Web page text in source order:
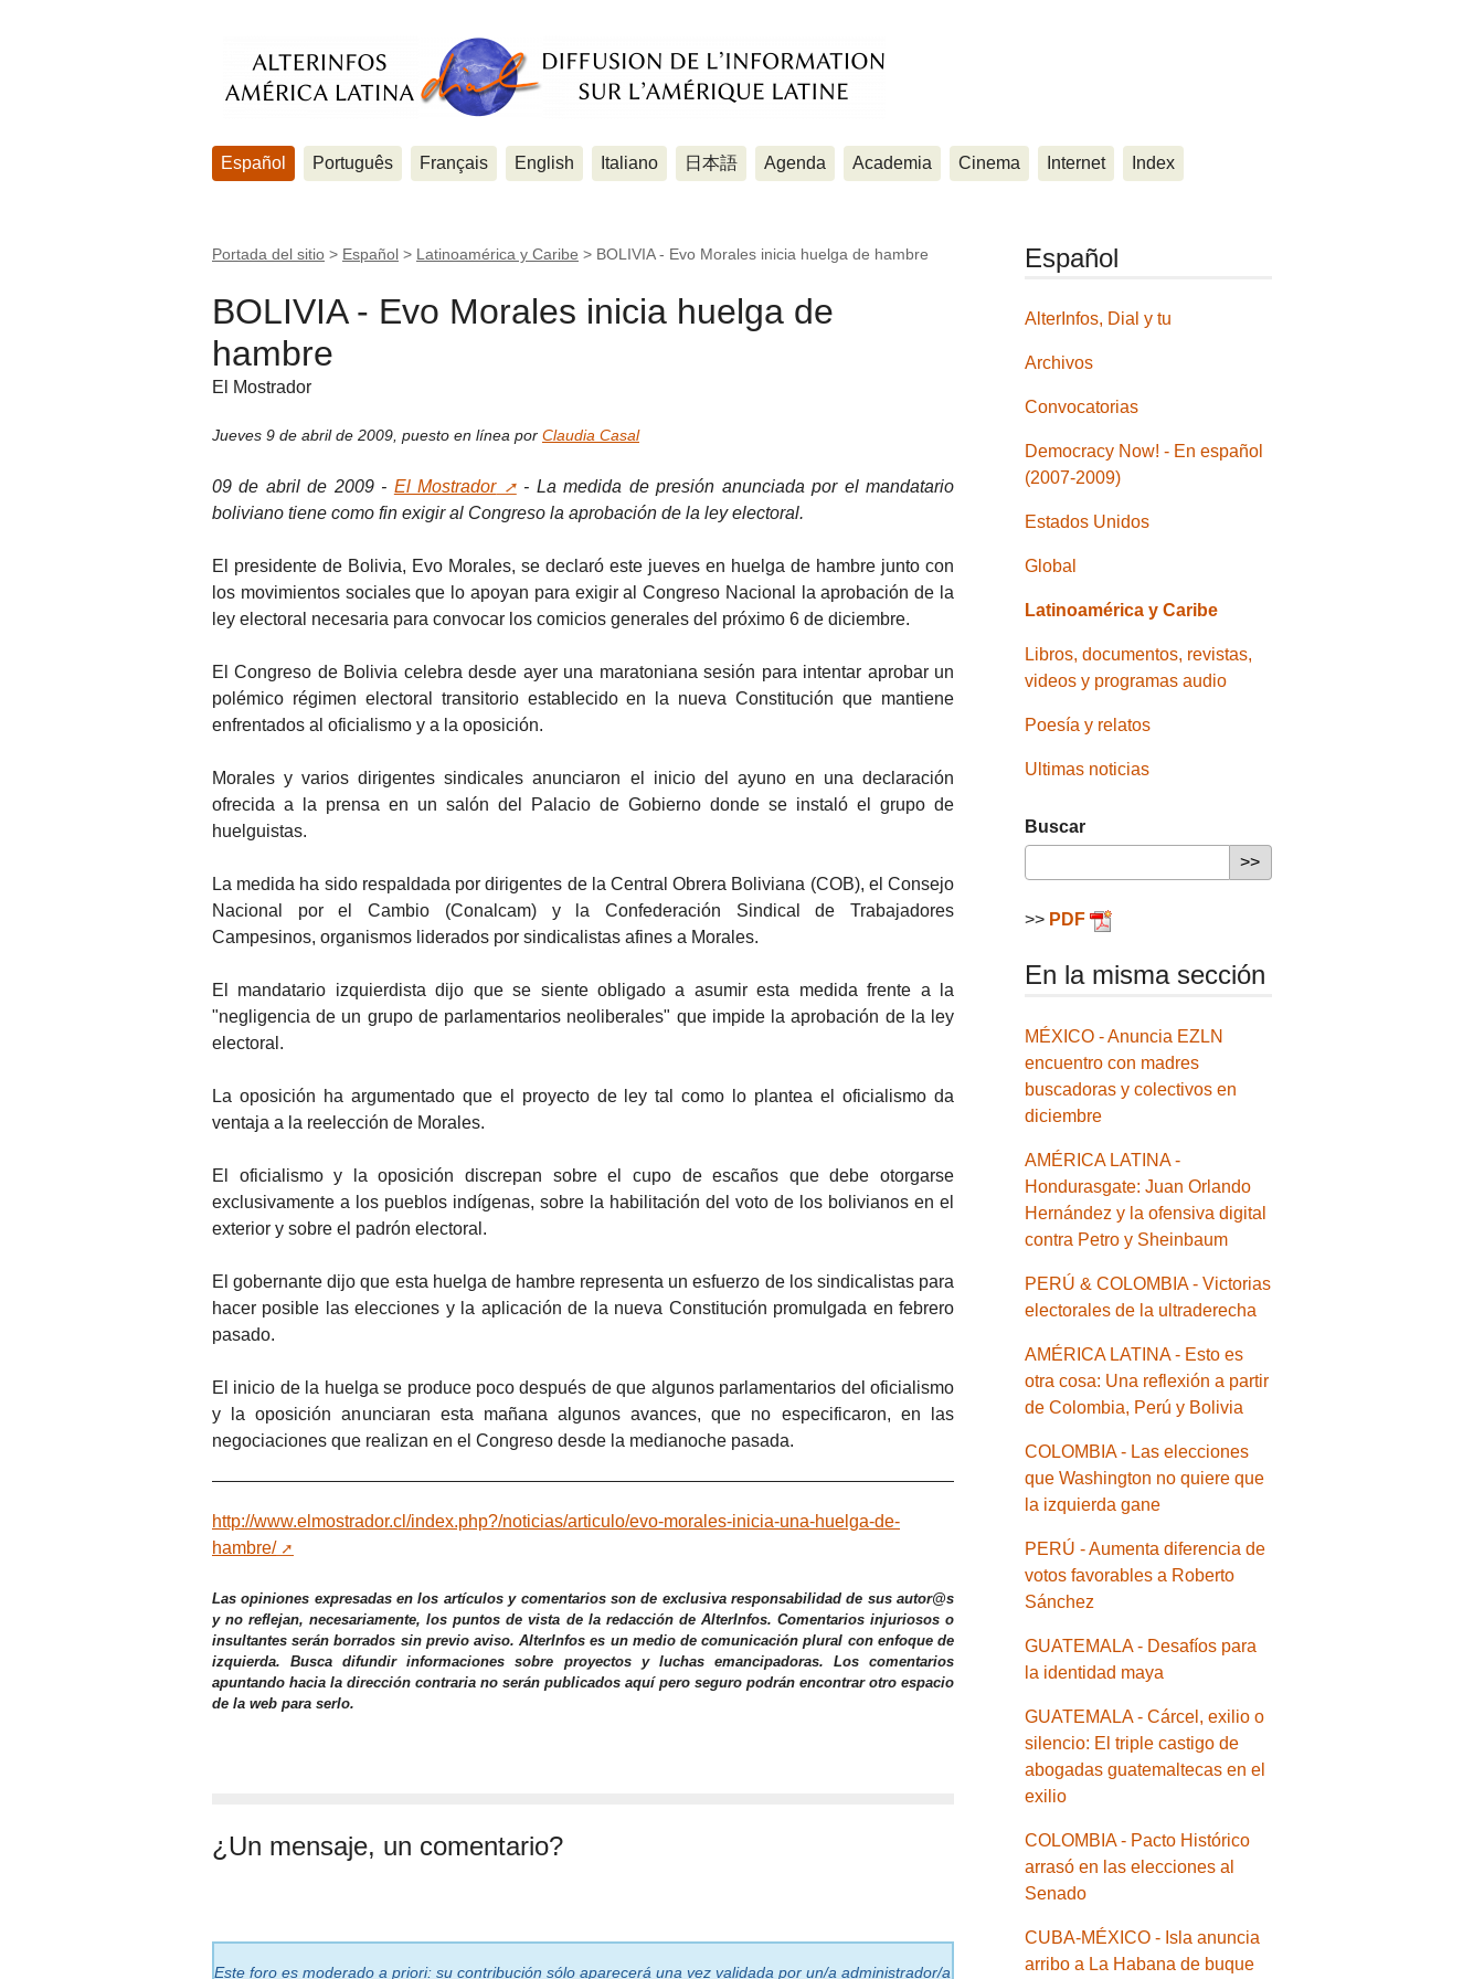
Español Português Français English Italiano 日本語 Agenda Academia Cinema Internet Index
Portada del sitio > Español > Latinoamérica y Caribe > BOLIVIA - Evo Morales inicia huelga de hambre
BOLIVIA - Evo Morales inicia huelga de
hambre
El Mostrador
Jueves 9 de abril de 2009 puesto en línea por Claudia Casal
09 de abril de 2009 - El Mostrador
- La medida de presión anunciada por el mandatario
boliviano tiene como fin exigir al Congreso la aprobación de la ley electoral.
El presidente de Bolivia, Evo Morales, se declaró este jueves en huelga de hambre junto con
los movimientos sociales que lo apoyan para exigir al Congreso Nacional la aprobación de la
ley electoral necesaria para convocar los comicios generales del próximo 6 de diciembre.
El Congreso de Bolivia celebra desde ayer una maratoniana sesión para intentar aprobar un
polémico régimen electoral transitorio establecido en la nueva Constitución que mantiene
enfrentados al oficialismo y a la oposición.
Morales y varios dirigentes sindicales anunciaron el inicio del ayuno en una declaración
ofrecida a la prensa en un salón del Palacio de Gobierno donde se instaló el grupo de
huelguistas.
La medida ha sido respaldada por dirigentes de la Central Obrera Boliviana (COB), el Consejo
Nacional por el Cambio (Conalcam) y la Confederación Sindical de Trabajadores
Campesinos, organismos liderados por sindicalistas afines a Morales.
El mandatario izquierdista dijo que se siente obligado a asumir esta medida frente a la
"negligencia de un grupo de parlamentarios neoliberales" que impide la aprobación de la ley
electoral.
La oposición ha argumentado que el proyecto de ley tal como lo plantea el oficialismo da
ventaja a la reelección de Morales.
El oficialismo y la oposición discrepan sobre el cupo de escaños que debe otorgarse
exclusivamente a los pueblos indígenas, sobre la habilitación del voto de los bolivianos en el
exterior y sobre el padrón electoral.
El gobernante dijo que esta huelga de hambre representa un esfuerzo de los sindicalistas para
hacer posible las elecciones y la aplicación de la nueva Constitución promulgada en febrero
pasado.
El inicio de la huelga se produce poco después de que algunos parlamentarios del oficialismo
y la oposición anunciaran esta mañana algunos avances, que no especificaron, en las
negociaciones que realizan en el Congreso desde la medianoche pasada.
http://www.elmostrador.cl/index.php?/noticias/articulo/evo-morales-inicia-una-huelga-de-
hambre/
Las opiniones expresadas en los artículos y comentarios son de exclusiva responsabilidad de sus autor@s
y no reflejan, necesariamente, los puntos de vista de la redacción de AlterInfos. Comentarios injuriosos o
insultantes serán borrados sin previo aviso. AlterInfos es un medio de comunicación plural con enfoque de
izquierda. Busca difundir informaciones sobre proyectos y luchas emancipadoras. Los comentarios
apuntando hacia la dirección contraria no serán publicados aquí pero seguro podrán encontrar otro espacio
de la web para serlo.
¿Un mensaje, un comentario?
Este foro es moderado a priori: su contribución sólo aparecerá una vez validada por un/a administrador/a
Español
AlterInfos, Dial y tu
Archivos
Convocatorias
Democracy Now! - En español
(2007-2009)
Estados Unidos
Global
Latinoamérica y Caribe
Libros, documentos, revistas,
videos y programas audio
Poesía y relatos
Ultimas noticias
Buscar
>> PDF
En la misma sección
MÉXICO - Anuncia EZLN
encuentro con madres
buscadoras y colectivos en
diciembre
AMÉRICA LATINA -
Hondurasgate: Juan Orlando
Hernández y la ofensiva digital
contra Petro y Sheinbaum
PERÚ & COLOMBIA - Victorias
electorales de la ultraderecha
AMÉRICA LATINA - Esto es
otra cosa: Una reflexión a partir
de Colombia, Perú y Bolivia
COLOMBIA - Las elecciones
que Washington no quiere que
la izquierda gane
PERÚ - Aumenta diferencia de
votos favorables a Roberto
Sánchez
GUATEMALA - Desafíos para
la identidad maya
GUATEMALA - Cárcel, exilio o
silencio: El triple castigo de
abogadas guatemaltecas en el
exilio
COLOMBIA - Pacto Histórico
arrasó en las elecciones al
Senado
CUBA-MÉXICO - Isla anuncia
arribo a La Habana de buque